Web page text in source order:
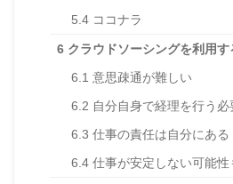
5.4 ココナラ
6 クラウドソーシングを利用
6.1 意思疎通が難しい
6.2 自分自身で経理を行う必
6.3 仕事の責任は自分にある
6.4 仕事が安定しない可能性